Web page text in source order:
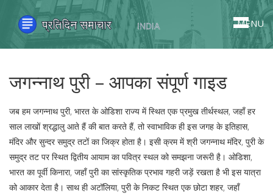
MENU
जगन्नाथ पुरी – आपका संपूर्ण गाइड
जब हमजगन्नाथ पुरी, भारत के ओडिशा राज्य में स्थित एक प्रमुख तीर्थस्थल, जहाँ हर
साल लाखों श्रद्धालु आते हैंकी बात करते हैं, तो स्वाभाविक ही इस जगह के इतिहास,
मंदिर और सुन्दर समुद्र तटों का जिक्र होता है। इसी क्रम मेंश्री जगन्नाथ मंदिर, पुरी के
समुद्र तट पर स्थित द्वितीय आयाम का पवित्र स्थलको समझना जरूरी है। ओडिशा,
भारत का पूर्वी किनारा, जहाँ पुरी का सांस्कृतिक प्रभाव गहरी जड़ें रखता है भी इस यात्रा
को आकार देता है। साथ हीअटॉलिया, पुरी के निकट स्थित एक छोटा शहर, जहाँ